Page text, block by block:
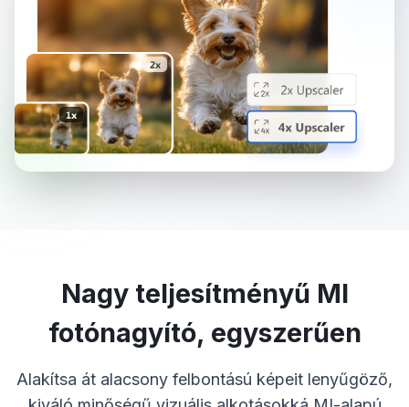
Nagy teljesítményű MI
fotónagyító, egyszerűen
Alakítsa át alacsony felbontású képeit lenyűgöző,